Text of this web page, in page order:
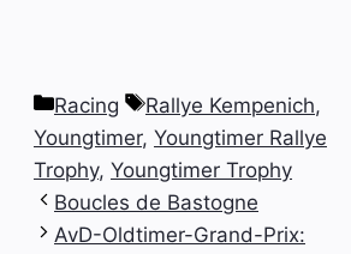
Kategorien
Racing Schlagwörter
Rallye Kempenich,
Youngtimer, Youngtimer Rallye
Trophy, Youngtimer Trophy
Boucles de Bastogne
AvD-Oldtimer-Grand-Prix: